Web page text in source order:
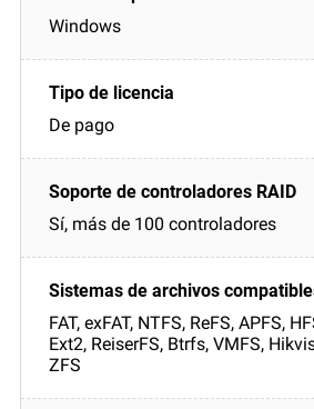
Windows
De pago
Sí, más de 100 controladores
FAT, exFAT, NTFS, ReFS, APFS,
Ext2, ReiserFS, Btrfs, VMFS,
ZFS